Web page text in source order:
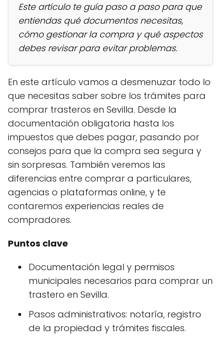
Este artículo te guía paso a paso para que
entiendas qué documentos necesitas,
cómo gestionar la compra y qué aspectos
debes revisar para evitar problemas.
En este artículo vamos a desmenuzar todo lo
que necesitas saber sobre los trámites para
comprar trasteros en Sevilla. Desde la
documentación obligatoria hasta los
impuestos que debes pagar, pasando por
consejos para que la compra sea segura y
sin sorpresas. También veremos las
diferencias entre comprar a particulares,
agencias o plataformas online, y te
contaremos experiencias reales de
compradores.
Puntos clave
Documentación legal y permisos
municipales necesarios para comprar un
trastero en Sevilla.
Pasos administrativos: notaría, registro
de la propiedad y trámites fiscales.